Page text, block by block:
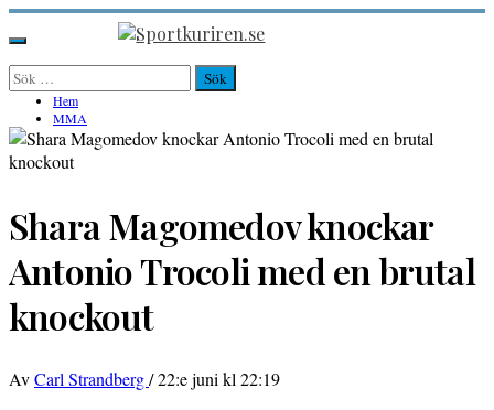
Hoppa
till
innehåll
Sportkuriren.se
Primär
meny
Sök
efter: Hem
MMA
Shara Magomedov knockar
Antonio Trocoli med en brutal
knockout
AvCarl Strandberg/22:e juni kl 22:19